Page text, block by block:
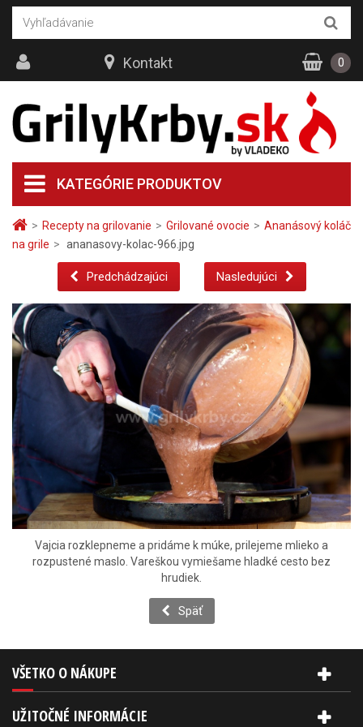
> Recepty na grilovanie > Grilované ovocie > Ananásový koláč
na grile > ananasovy-kolac-966.jpg
Predchádzajúci Nasledujúci
Vajcia rozklepneme a pridáme k múke, prilejeme mlieko a
rozpustené maslo. Vareškou vymiešame hladké cesto bez
hrudiek.
Späť
KATEGÓRIE PRODUKTOV
Kontakt 0
VŠETKO O NÁKUPE
UŽITOČNÉ INFORMÁCIE